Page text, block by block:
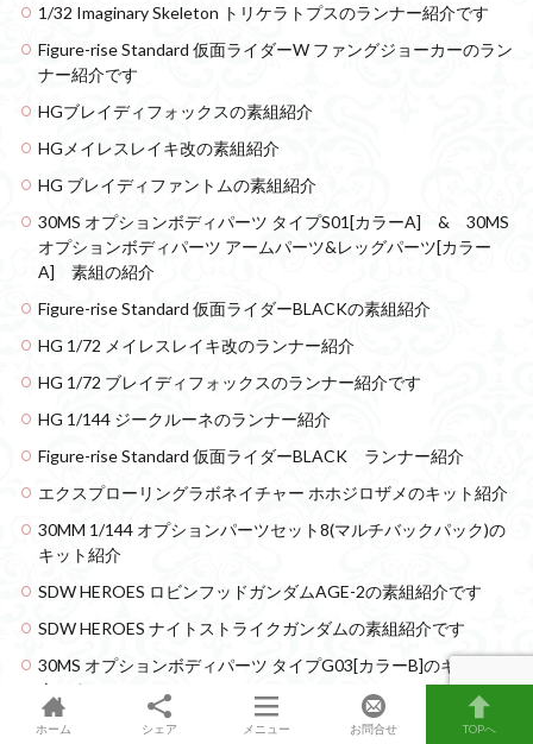
1/32 Imaginary Skeleton トリケラトプスのランナー紹介です
Figure-rise Standard 仮面ライダーW ファングジョーカーのラン
ナー紹介です
HGブレイディフォックスの素組紹介
HGメイレスレイキ改の素組紹介
HG ブレイディファントムの素組紹介
30MS オプションボディパーツ タイプS01[カラーA] & 30MS
オプションボディパーツ アームパーツ&レッグパーツ[カラー
A] 素組の紹介
Figure-rise Standard 仮面ライダーBLACKの素組紹介
HG 1/72 メイレスレイキ改のランナー紹介
HG 1/72 ブレイディフォックスのランナー紹介です
HG 1/144 ジークルーネのランナー紹介
Figure-rise Standard 仮面ライダーBLACK ランナー紹介
エクスプローリングラボネイチャー ホホジロザメのキット紹介
30MM 1/144 オプションパーツセット8(マルチバックパック)の
キット紹介
SDW HEROES ロビンフッドガンダムAGE-2の素組紹介です
SDW HEROES ナイトストライクガンダムの素組紹介です
30MS オプションボディパーツ タイプG03[カラーB]のキット紹
介です
30MS SIS-Gc69r アルカ=カルティー(カルテットフォーム)の素
ホーム シェア メニュー お問合せ TOPへ